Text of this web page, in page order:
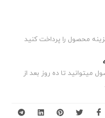
محصول را پرداخت کنید
تا ده روز بعد از